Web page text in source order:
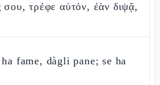
σου, τρέφε αὐτόν, ἐὰν διψᾷ,
ha fame, dàgli pane; se ha